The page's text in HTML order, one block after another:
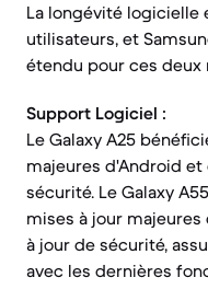
La longévité logicielle
utilisateurs, et
étendu pour ces deux
Support Logiciel :
Le Galaxy A25
majeures d'Android
sécurité. Le Galaxy
mises à jour
à jour de sécurité,
avec les dernières